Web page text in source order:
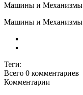
Машины и Механизмы
Машины и Механизмы
Теги:
Всего 0 комментариев
Комментарии